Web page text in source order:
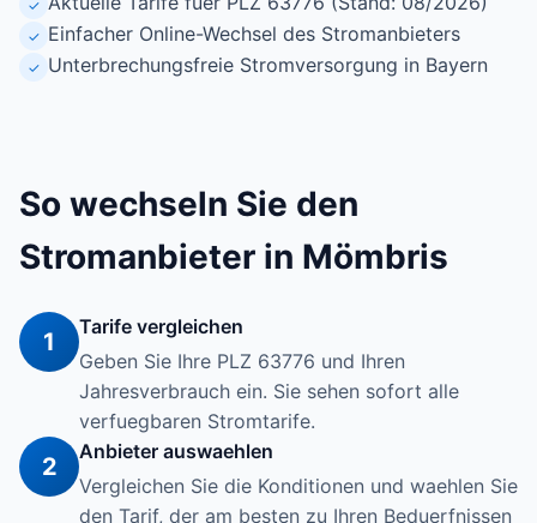
✓
✓ Einfacher Online-Wechsel des Stromanbieters
✓ Unterbrechungsfreie Stromversorgung in Bayern
So wechseln Sie den
Stromanbieter in Mömbris
1
Tarife vergleichen
Geben Sie Ihre PLZ 63776 und Ihren
Jahresverbrauch ein. Sie sehen sofort alle
verfuegbaren Stromtarife.
2
Anbieter auswaehlen
Vergleichen Sie die Konditionen und waehlen Sie
den Tarif, der am besten zu Ihren Beduerfnissen